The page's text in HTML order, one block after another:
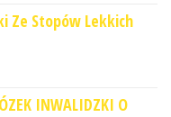
Ze Stopów Lekkich
INWALIDZKI O